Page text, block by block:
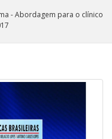
- Abordagem para o clínico